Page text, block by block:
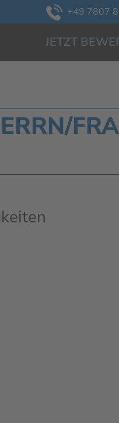
+49 7807
JETZT